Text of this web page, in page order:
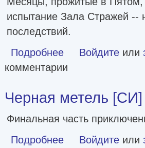
испытание Зала Стражей --
последствий.
Подробнее о Пробуждение. Пятый
Войдите или
комментарии
Черная метель [СИ]
Финальная часть
Подробнее о Черная метель [СИ]
Войдите или